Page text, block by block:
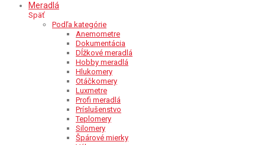
Meradlá
Späť
Podľa kategórie
Anemometre
Dokumentácia
Dĺžkové meradlá
Hobby meradlá
Hlukomery
Otáčkomery
Luxmetre
Profi meradlá
Príslušenstvo
Teplomery
Silomery
Špárové mierky